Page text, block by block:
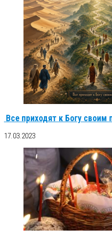
Все приходят к Богу своим
17.03.2023